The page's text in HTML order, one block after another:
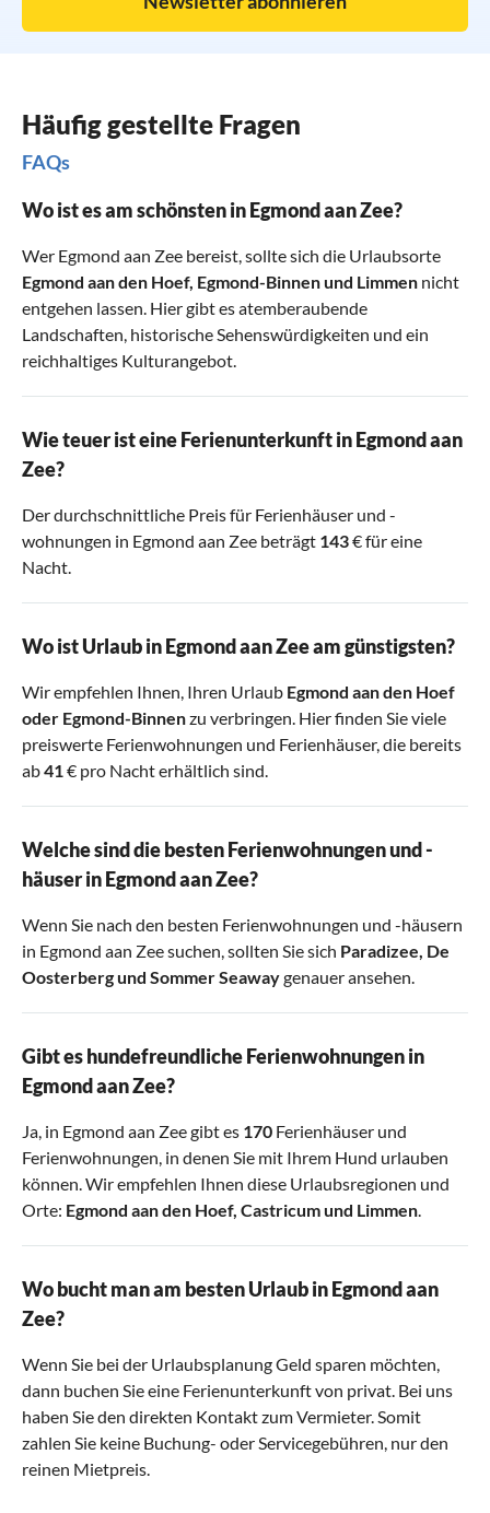
Häufig gestellte Fragen
FAQs
Wo ist es am schönsten in Egmond aan Zee?
Wer Egmond aan Zee bereist, sollte sich die Urlaubsorte
Egmond aan den Hoef, Egmond-Binnenund Limmen nicht
entgehen lassen. Hier gibt es atemberaubende
Landschaften, historische Sehenswürdigkeiten und ein
reichhaltiges Kulturangebot.
Wie teuer ist eine Ferienunterkunft in Egmond aan
Zee?
Der durchschnittliche Preis für Ferienhäuser und -
wohnungen in Egmond aan Zee beträgt 143€ für eine
Nacht.
Wo ist Urlaub in Egmond aan Zee am günstigsten?
Wir empfehlen Ihnen, Ihren Urlaub Egmond aan den Hoef
oder Egmond-Binnenzu verbringen. Hier finden Sie viele
preiswerte Ferienwohnungen und Ferienhäuser, die bereits
ab41€ pro Nacht erhältlich sind.
Welche sind die besten Ferienwohnungen und -
häuser in Egmond aan Zee?
Wenn Sie nach den besten Ferienwohnungen und -häusern
in Egmond aan Zee suchen, sollten Sie sich Paradizee, De
Oosterbergund Sommer Seawaygenauer ansehen.
Gibt es hundefreundliche Ferienwohnungen in
Egmond aan Zee?
Ja, in Egmond aan Zee gibt es 170 Ferienhäuser und
Ferienwohnungen, in denen Sie mit Ihrem Hund urlauben
können. Wir empfehlen Ihnen diese Urlaubsregionen und
Orte: Egmond aan den Hoef, Castricumund Limmen.
Wo bucht man am besten Urlaub in Egmond aan
Zee?
Wenn Sie bei der Urlaubsplanung Geld sparen möchten,
dann buchen Sie eine Ferienunterkunft von privat. Bei uns
haben Sie den direkten Kontakt zum Vermieter. Somit
zahlen Sie keine Buchung- oder Servicegebühren, nur den
reinen Mietpreis.